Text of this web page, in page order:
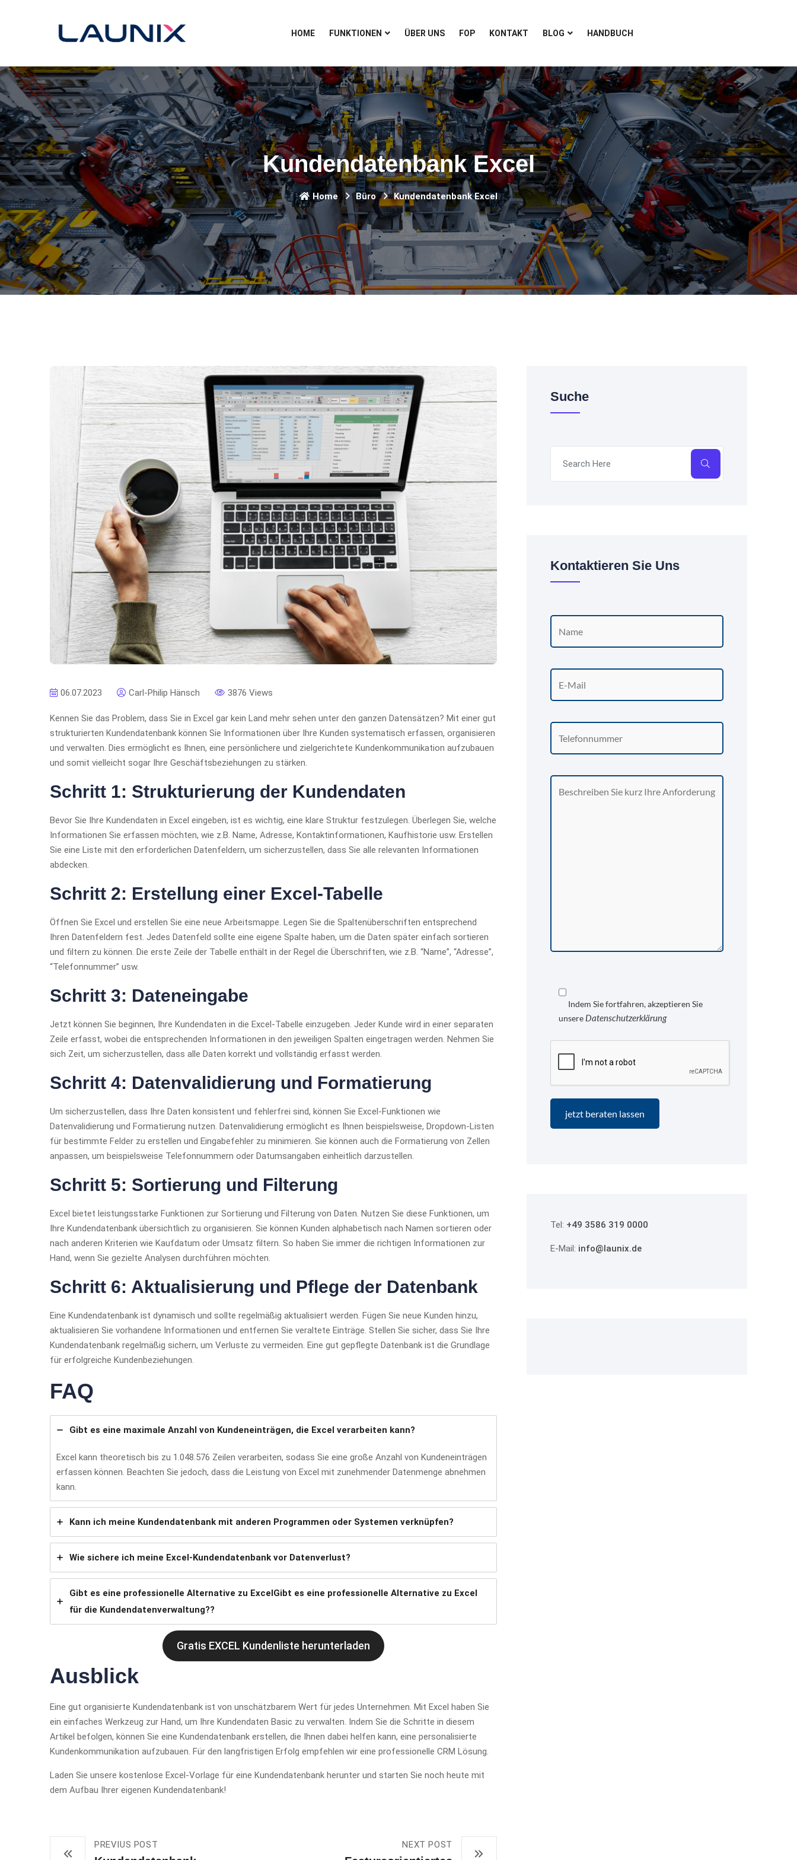
HOME FUNKTIONEN ÜBER UNS FOP KONTAKT BLOG HANDBUCH
Kundendatenbank Excel
Home Büro Kundendatenbank Excel
06.07.2023 Carl-Philip Hänsch 3876 Views
Kennen Sie das Problem, dass Sie in Excel gar kein Land mehr sehen unter den ganzen Datensätzen? Mit einer gut
strukturierten Kundendatenbank können Sie Informationen über Ihre Kunden systematisch erfassen, organisieren
und verwalten. Dies ermöglicht es Ihnen, eine persönlichere und zielgerichtete Kundenkommunikation aufzubauen
und somit vielleicht sogar Ihre Geschäftsbeziehungen zu stärken.
Schritt 1: Strukturierung der Kundendaten
Bevor Sie Ihre Kundendaten in Excel eingeben, ist es wichtig, eine klare Struktur festzulegen. Überlegen Sie, welche
Informationen Sie erfassen möchten, wie z.B. Name, Adresse, Kontaktinformationen, Kaufhistorie usw. Erstellen
Sie eine Liste mit den erforderlichen Datenfeldern, um sicherzustellen, dass Sie alle relevanten Informationen
abdecken.
Schritt 2: Erstellung einer Excel-Tabelle
Öffnen Sie Excel und erstellen Sie eine neue Arbeitsmappe. Legen Sie die Spaltenüberschriften entsprechend
Ihren Datenfeldern fest. Jedes Datenfeld sollte eine eigene Spalte haben, um die Daten später einfach sortieren
und filtern zu können. Die erste Zeile der Tabelle enthält in der Regel die Überschriften, wie z.B. “Name”, “Adresse”,
“Telefonnummer” usw.
Schritt 3: Dateneingabe
Jetzt können Sie beginnen, Ihre Kundendaten in die Excel-Tabelle einzugeben. Jeder Kunde wird in einer separaten
Zeile erfasst, wobei die entsprechenden Informationen in den jeweiligen Spalten eingetragen werden. Nehmen Sie
sich Zeit, um sicherzustellen, dass alle Daten korrekt und vollständig erfasst werden.
Schritt 4: Datenvalidierung und Formatierung
Um sicherzustellen, dass Ihre Daten konsistent und fehlerfrei sind, können Sie Excel-Funktionen wie
Datenvalidierung und Formatierung nutzen. Datenvalidierung ermöglicht es Ihnen beispielsweise, Dropdown-Listen
für bestimmte Felder zu erstellen und Eingabefehler zu minimieren. Sie können auch die Formatierung von Zellen
anpassen, um beispielsweise Telefonnummern oder Datumsangaben einheitlich darzustellen.
Schritt 5: Sortierung und Filterung
Excel bietet leistungsstarke Funktionen zur Sortierung und Filterung von Daten. Nutzen Sie diese Funktionen, um
Ihre Kundendatenbank übersichtlich zu organisieren. Sie können Kunden alphabetisch nach Namen sortieren oder
nach anderen Kriterien wie Kaufdatum oder Umsatz filtern. So haben Sie immer die richtigen Informationen zur
Hand, wenn Sie gezielte Analysen durchführen möchten.
Schritt 6: Aktualisierung und Pflege der Datenbank
Eine Kundendatenbank ist dynamisch und sollte regelmäßig aktualisiert werden. Fügen Sie neue Kunden hinzu,
aktualisieren Sie vorhandene Informationen und entfernen Sie veraltete Einträge. Stellen Sie sicher, dass Sie Ihre
Kundendatenbank regelmäßig sichern, um Verluste zu vermeiden. Eine gut gepflegte Datenbank ist die Grundlage
für erfolgreiche Kundenbeziehungen.
FAQ
Gibt es eine maximale Anzahl von Kundeneinträgen, die Excel verarbeiten kann?
Excel kann theoretisch bis zu 1.048.576 Zeilen verarbeiten, sodass Sie eine große Anzahl von Kundeneinträgen
erfassen können. Beachten Sie jedoch, dass die Leistung von Excel mit zunehmender Datenmenge abnehmen
kann.
Kann ich meine Kundendatenbank mit anderen Programmen oder Systemen verknüpfen?
Wie sichere ich meine Excel-Kundendatenbank vor Datenverlust?
Gibt es eine professionelle Alternative zu ExcelGibt es eine professionelle Alternative zu Excel
für die Kundendatenverwaltung??
Gratis EXCEL Kundenliste herunterladen
Ausblick
Eine gut organisierte Kundendatenbank ist von unschätzbarem Wert für jedes Unternehmen. Mit Excel haben Sie
ein einfaches Werkzeug zur Hand, um Ihre Kundendaten Basic zu verwalten. Indem Sie die Schritte in diesem
Artikel befolgen, können Sie eine Kundendatenbank erstellen, die Ihnen dabei helfen kann, eine personalisierte
Kundenkommunikation aufzubauen. Für den langfristigen Erfolg empfehlen wir eine professionelle CRM Lösung.
Laden Sie unsere kostenlose Excel-Vorlage für eine Kundendatenbank herunter und starten Sie noch heute mit
dem Aufbau Ihrer eigenen Kundendatenbank!
PREVIUS POST NEXT POST
Suche
Kontaktieren Sie Uns
Indem Sie fortfahren, akzeptieren Sie
unsere Datenschutzerklärung
Tel: +49 3586 319 0000
E-Mail: info@launix.de